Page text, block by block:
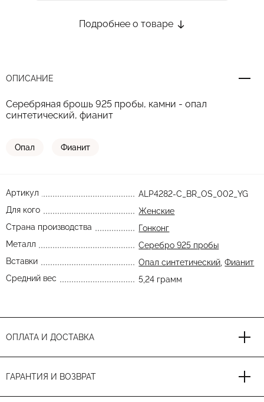
Подробнее о товаре
ОПИСАНИЕ
Серебряная брошь 925 пробы, камни - опал
синтетический, фианит
Опал Фианит
Артикул
ALP4282-C_BR_OS_002_YG
Для кого
Женские
Страна производства
Гонконг
Металл
Серебро 925 пробы
Вставки
Опал синтетический ,Фианит
Средний вес
5,24 грамм
ОПЛАТА И ДОСТАВКА
ГАРАНТИЯ И ВОЗВРАТ